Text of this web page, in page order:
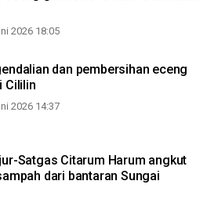
2026 18:05
dan pembersihan eceng
Cililin
2026 14:37
Satgas Citarum Harum angkut
dari bantaran Sungai